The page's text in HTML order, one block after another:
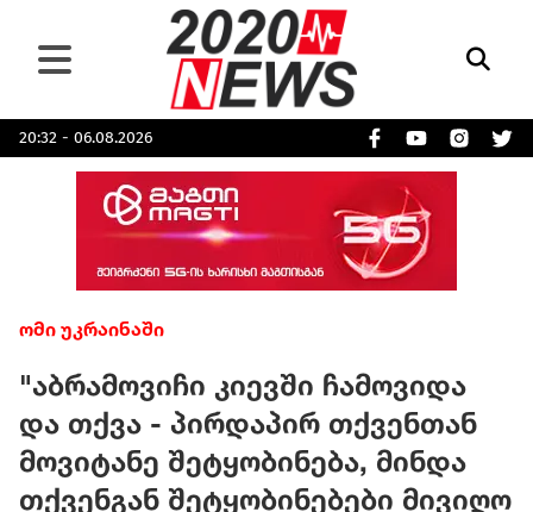
20:32 - 06.08.2026
ომი უკრაინაში
"აბრამოვიჩი კიევში ჩამოვიდა
და თქვა - პირდაპირ თქვენთან
მოვიტანე შეტყობინება, მინდა
თქვენგან შეტყობინებები მივიღო